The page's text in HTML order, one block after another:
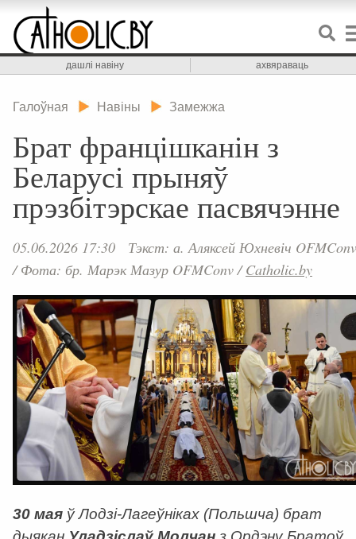
дашлі навіну ахвяраваць
Галоўная Навіны Замежжа
Брат францішканін з
Беларусі прыняў
прэзбітэрскае пасвячэнне
05.06.2026 17:30
Тэкст: а. Аляксей Юхневіч OFMConv
/Фота: бр. Марэк Мазур OFMConv/Catholic.by
30 мая ў Лодзі-Лагеўніках (Польшча) брат